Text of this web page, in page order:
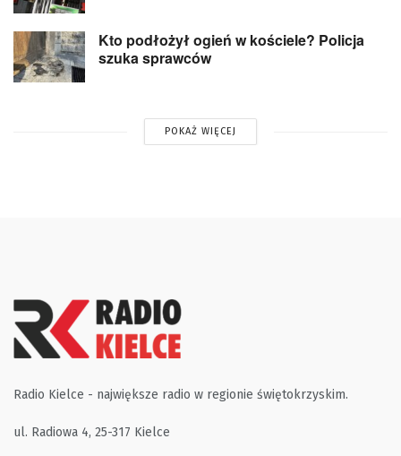
Kto podłożył ogień w kościele? Policja
szuka sprawców
POKAŻ WIĘCEJ
Radio Kielce - największe radio w regionie świętokrzyskim.
ul. Radiowa 4, 25-317 Kielce